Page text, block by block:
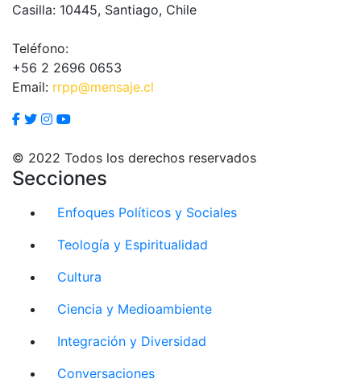
Casilla: 10445, Santiago, Chile
Teléfono:
+56 2 2696 0653
Email: rrpp@mensaje.cl
© 2022 Todos los derechos reservados
Secciones
Enfoques Políticos y Sociales
Teología y Espiritualidad
Cultura
Ciencia y Medioambiente
Integración y Diversidad
Conversaciones